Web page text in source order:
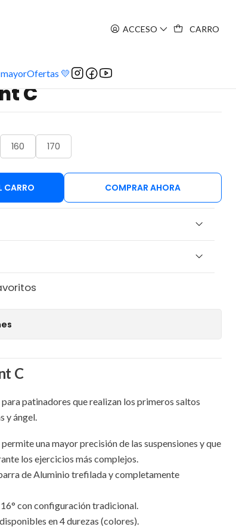
ACCESO CARRO
Ofertas 💛
C
160 170
CARRO COMPRAR AHORA
C
patinadores que realizan los primeros saltos
y ángel.
una mayor precisión de las suspensiones y que
los ejercicios más complejos.
de Aluminio trefilada y completamente
con configuración tradicional.
en 4 durezas (colores).